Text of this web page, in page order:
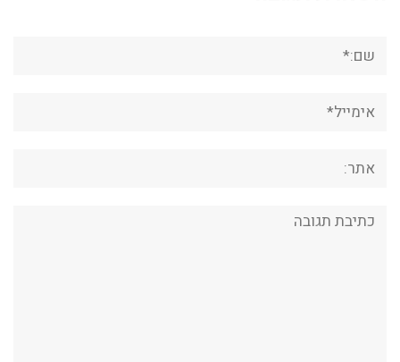
תגובה: